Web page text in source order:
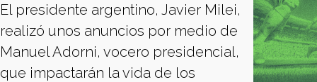
El presidente argentino, Javier Milei,
realizó unos anuncios por medio de
Manuel Adorni, vocero presidencial,
que impactarán la vida de los